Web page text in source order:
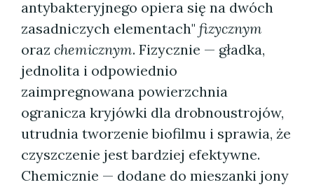
antybakteryjnego opiera się na dwóch
zasadniczych elementach" fizycznym
oraz chemicznym. Fizycznie — gładka,
jednolita i odpowiednio
zaimpregnowana powierzchnia
ogranicza kryjówki dla drobnoustrojów,
utrudnia tworzenie biofilmu i sprawia, że
czyszczenie jest bardziej efektywne.
Chemicznie — dodane do mieszanki jony